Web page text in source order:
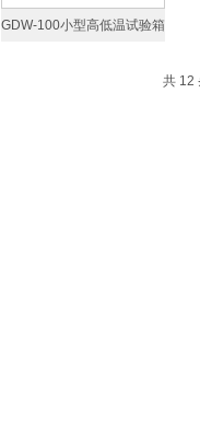
GDW-100小型高低温试验箱
共 12